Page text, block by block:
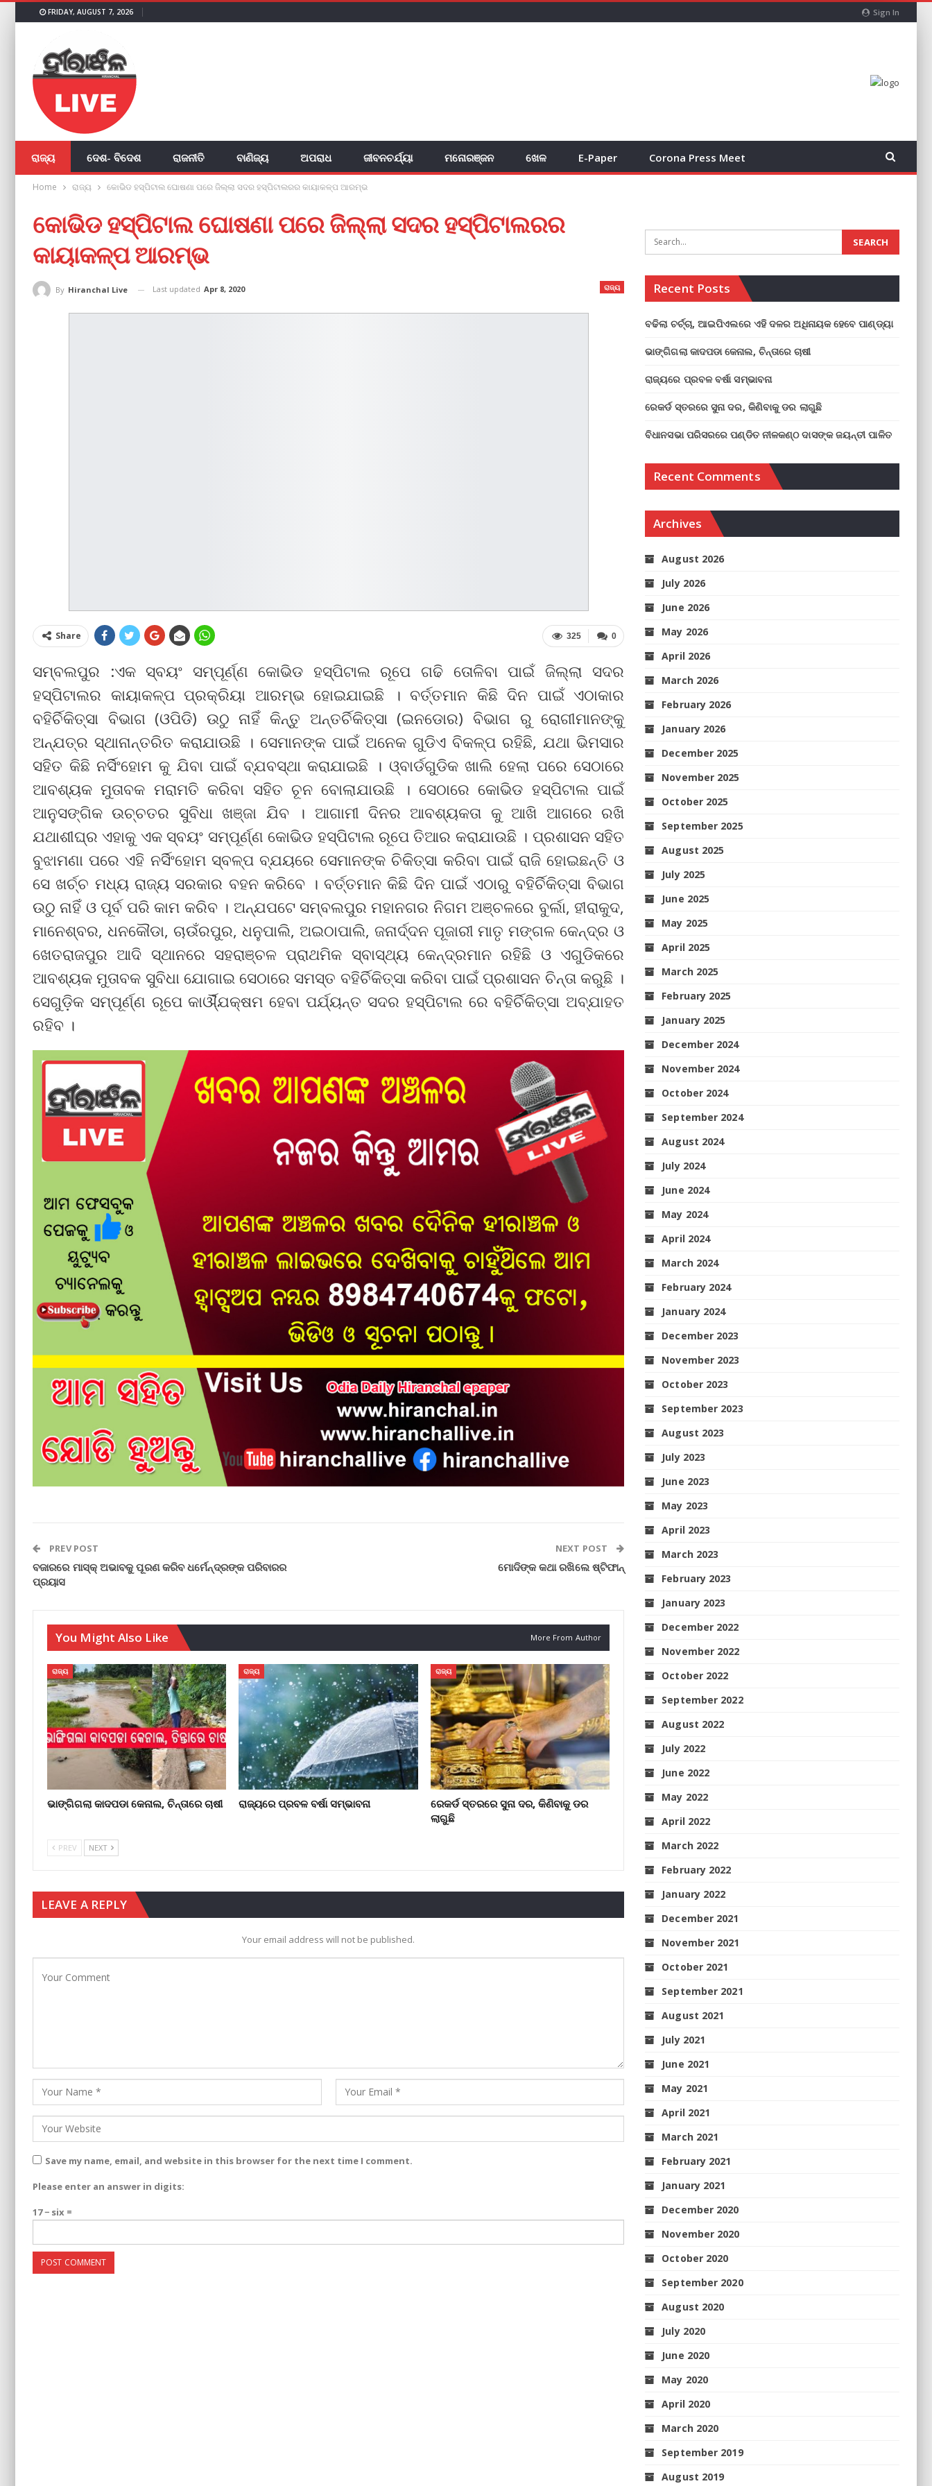
Sign In
FRIDAY, AUGUST 7, 2026
ରାଜ୍ୟ ଦେଶ- ବିଦେଶ ରାଜନୀତି ବାଣିଜ୍ୟ ଅପରାଧ ଜୀବନଚର୍ଯ୍ୟା ମନୋରଞ୍ଜନ ଖେଳ E-Paper Corona Press Meet
Home ରାଜ୍ୟ କୋଭିଡ ହସ୍ପିଟାଲ ଘୋଷଣା ପରେ ଜିଲ୍ଲା ସଦର ହସ୍ପିଟାଲରର କାୟାକଳ୍ପ ଆରମ୍ଭ
କୋଭିଡ ହସ୍ପିଟାଲ ଘୋଷଣା ପରେ ଜିଲ୍ଲା ସଦର ହସ୍ପିଟାଲରର
କାୟାକଳ୍ପ ଆରମ୍ଭ
ରାଜ୍ୟ
By Hiranchal Live Last updated Apr 8, 2020
0
325
Share
ସମ୍ବଲପୁର :ଏକ ସ୍ବୟଂ ସମ୍ପୂର୍ଣ୍ଣ କୋଭିଡ ହସ୍ପିଟାଲ ରୂପେ ଗଢି ତୋଳିବା ପାଇଁ ଜିଲ୍ଲା ସଦର
ହସ୍ପିଟାଲର କାୟାକଳ୍ପ ପ୍ରକ୍ରିୟା ଆରମ୍ଭ ହୋଇଯାଇଛି । ବର୍ତ୍ତମାନ କିଛି ଦିନ ପାଇଁ ଏଠାକାର
ବହିର୍ଚିକିତ୍ସା ବିଭାଗ (ଓପିଡି) ଉଠୁ ନାହିଁ କିନ୍ତୁ ଅନ୍ତର୍ଚିକିତ୍ସା (ଇନଡୋର) ବିଭାଗ ରୁ ରୋଗୀମାନଙ୍କୁ
ଅନ୍ଯତ୍ର ସ୍ଥାନାନ୍ତରିତ କରାଯାଉଛି । ସେମାନଙ୍କ ପାଇଁ ଅନେକ ଗୁଡିଏ ବିକଳ୍ପ ରହିଛି, ଯଥା ଭିମସାର
ସହିତ କିଛି ନର୍ସିଂହୋମ କୁ ଯିବା ପାଇଁ ବ୍ଯବସ୍ଥା କରାଯାଇଛି । ଓ୍ବାର୍ଡଗୁଡିକ ଖାଲି ହେଲା ପରେ ସେଠାରେ
ଆବଶ୍ୟକ ମୁତାବକ ମରାମତି କରିବା ସହିତ ଚୂନ ବୋଲାଯାଉଛି । ସେଠାରେ କୋଭିଡ ହସ୍ପିଟାଲ ପାଇଁ
ଆନୁସଙ୍ଗିକ ଉଚ୍ଚତର ସୁବିଧା ଖଞ୍ଜା ଯିବ । ଆଗାମୀ ଦିନର ଆବଶ୍ୟକତା କୁ ଆଖି ଆଗରେ ରଖି
ଯଥାଶୀଘ୍ର ଏହାକୁ ଏକ ସ୍ବୟଂ ସମ୍ପୂର୍ଣ୍ଣ କୋଭିଡ ହସ୍ପିଟାଲ ରୂପେ ତିଆର କରାଯାଉଛି । ପ୍ରଶାସନ ସହିତ
ବୁଝାମଣା ପରେ ଏହି ନର୍ସିଂହୋମ ସ୍ବଳ୍ପ ବ୍ଯୟରେ ସେମାନଙ୍କ ଚିକିତ୍ସା କରିବା ପାଇଁ ରାଜି ହୋଇଛନ୍ତି ଓ
ସେ ଖର୍ଚ୍ଚ ମଧ୍ୟ ରାଜ୍ୟ ସରକାର ବହନ କରିବେ । ବର୍ତ୍ତମାନ କିଛି ଦିନ ପାଇଁ ଏଠାରୁ ବହିର୍ଚିକିତ୍ସା ବିଭାଗ
ଉଠୁ ନାହିଁ ଓ ପୂର୍ବ ପରି କାମ କରିବ । ଅନ୍ଯପଟେ ସମ୍ବଲପୁର ମହାନଗର ନିଗମ ଅଞ୍ଚଳରେ ବୁର୍ଲା, ହୀରାକୁଦ,
ମାନେଶ୍ବର, ଧନକୌଡା, ଚାଉଁରପୁର, ଧନୁପାଲି, ଅଇଠାପାଲି, ଜନାର୍ଦ୍ଦନ ପୂଜାରୀ ମାତୃ ମଙ୍ଗଳ କେନ୍ଦ୍ର ଓ
ଖେତରାଜପୁର ଆଦି ସ୍ଥାନରେ ସହରାଞ୍ଚଳ ପ୍ରାଥମିକ ସ୍ବାସ୍ଥ୍ୟ କେନ୍ଦ୍ରମାନ ରହିଛି ଓ ଏଗୁଡିକରେ
ଆବଶ୍ୟକ ମୁତାବକ ସୁବିଧା ଯୋଗାଇ ସେଠାରେ ସମସ୍ତ ବହିର୍ଚିକିତ୍ସା କରିବା ପାଇଁ ପ୍ରଶାସନ ଚିନ୍ତା କରୁଛି ।
ସେଗୁଡ଼ିକ ସମ୍ପୂର୍ଣ୍ଣ ରୂପେ କାର୍ଔ୍ଯକ୍ଷମ ହେବା ପର୍ଯ୍ୟନ୍ତ ସଦର ହସ୍ପିଟାଲ ରେ ବହିର୍ଚିକିତ୍ସା ଅବ୍ଯାହତ
ରହିବ ।
PREV POST
ବଜାରରେ ମାସ୍କ୍ ଅଭାବକୁ ପୂରଣ କରିବ ଧର୍ମେନ୍ଦ୍ରଙ୍କ ପରିବାରର
ପ୍ରୟାସ
NEXT POST
ମୋଦିଙ୍କ କଥା ରଖିଲେ ଷ୍ଟିଫାନ୍‌
You Might Also Like More From Author
ରାଜ୍ୟ
ଭାଙ୍ଗିଗଲା କାଦପଡା କେନାଲ, ଚିନ୍ତାରେ ଚାଷୀ
ରାଜ୍ୟ
ରାଜ୍ୟରେ ପ୍ରବଳ ବର୍ଷା ସମ୍ଭାବନା
ରାଜ୍ୟ
ରେକର୍ଡ ସ୍ତରରେ ସୁନା ଦର, କିଣିବାକୁ ଡର
ଲାଗୁଛି
PREV NEXT
LEAVE A REPLY
Your email address will not be published.
Save my name, email, and website in this browser for the next time I comment.
Please enter an answer in digits:
17 − six =
Recent Posts
ବଢିଲା ଚର୍ଚ୍ଚା, ଆଇପିଏଲରେ ଏହି ଦଳର ଅଧିନାୟକ ହେବେ ପାଣ୍ଡ୍ୟା
ଭାଙ୍ଗିଗଲା କାଦପଡା କେନାଲ, ଚିନ୍ତାରେ ଚାଷୀ
ରାଜ୍ୟରେ ପ୍ରବଳ ବର୍ଷା ସମ୍ଭାବନା
ରେକର୍ଡ ସ୍ତରରେ ସୁନା ଦର, କିଣିବାକୁ ଡର ଲାଗୁଛି
ବିଧାନସଭା ପରିସରରେ ପଣ୍ଡିତ ନୀଳକଣ୍ଠ ଦାସଙ୍କ ଜୟନ୍ତୀ ପାଳିତ
Recent Comments
Archives
August 2026
July 2026
June 2026
May 2026
April 2026
March 2026
February 2026
January 2026
December 2025
November 2025
October 2025
September 2025
August 2025
July 2025
June 2025
May 2025
April 2025
March 2025
February 2025
January 2025
December 2024
November 2024
October 2024
September 2024
August 2024
July 2024
June 2024
May 2024
April 2024
March 2024
February 2024
January 2024
December 2023
November 2023
October 2023
September 2023
August 2023
July 2023
June 2023
May 2023
April 2023
March 2023
February 2023
January 2023
December 2022
November 2022
October 2022
September 2022
August 2022
July 2022
June 2022
May 2022
April 2022
March 2022
February 2022
January 2022
December 2021
November 2021
October 2021
September 2021
August 2021
July 2021
June 2021
May 2021
April 2021
March 2021
February 2021
January 2021
December 2020
November 2020
October 2020
September 2020
August 2020
July 2020
June 2020
May 2020
April 2020
March 2020
September 2019
August 2019